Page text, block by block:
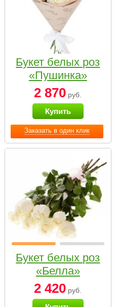
Заказать в один клик
Букет белых роз
«Пушинка»
2 870 руб.
Купить
Букет белых роз
«Белла»
2 420 руб.